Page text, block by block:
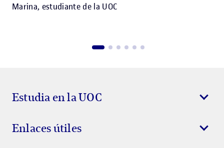
Marina, estudiante de la UOC
Estudia en la UOC
Enlaces útiles